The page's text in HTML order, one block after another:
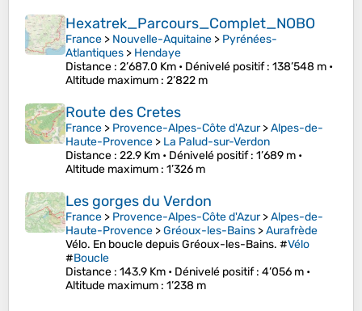
Hexatrek_Parcours_Complet_NOBO
France > Nouvelle-Aquitaine > Pyrénées-
Atlantiques > Hendaye
Distance : 2’687.0 Km • Dénivelé positif: 138’548 m •
Altitude maximum : 2’822 m
Route des Cretes
France > Provence-Alpes-Côte d'Azur>Alpes-de-
Haute-Provence > La Palud-sur-Verdon
Distance : 22.9 Km • Dénivelé positif: 1’689 m •
Altitude maximum : 1’326 m
Les gorges du Verdon
France > Provence-Alpes-Côte d'Azur>Alpes-de-
Haute-Provence >Gréoux-les-Bains >Aurafrède
Vélo. En boucle depuis Gréoux-les-Bains. #Vélo
#Boucle
Distance : 143.9 Km • Dénivelé positif: 4’056 m •
Altitude maximum : 1’238 m